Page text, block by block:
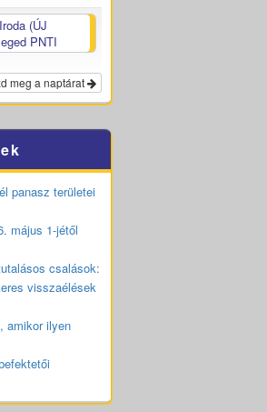
(ÚJ
PNTI
meg a naptárat
panasz területei
május 1-jétől
csalások:
visszaélések
amikor ilyen